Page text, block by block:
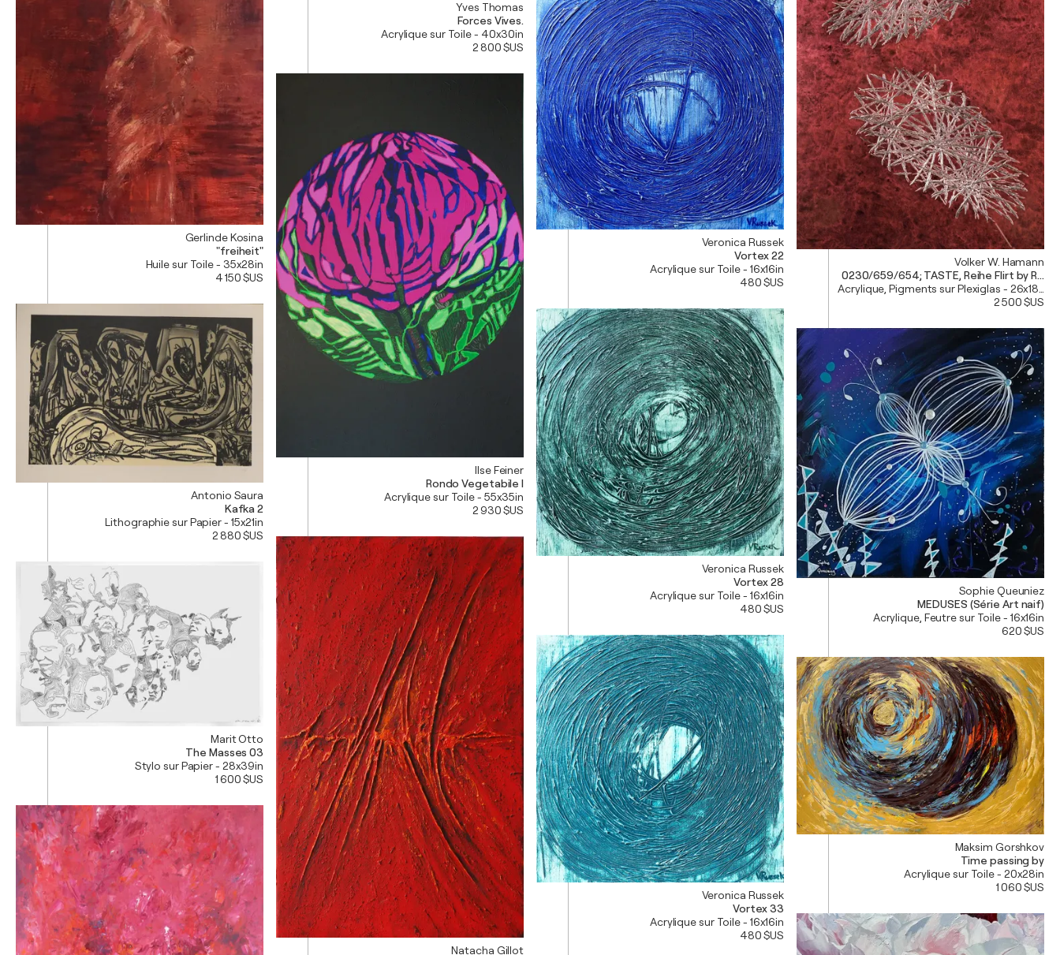
Gerlinde Kosina
"freiheit"
Huile sur Toile - 35x28in
4 150 $US
Antonio Saura
Kafka 2
Lithographie sur Papier - 15x21in
2 880 $US
Marit Otto
The Masses 03
Stylo sur Papier - 28x39in
1 600 $US
Yves Thomas
Forces Vives.
Acrylique sur Toile - 40x30in
2 800 $US
Ilse Feiner
Rondo Vegetabile I
Acrylique sur Toile - 55x35in
2 930 $US
Natacha Gillot
Veronica Russek
Vortex 22
Acrylique sur Toile - 16x16in
480 $US
Veronica Russek
Vortex 28
Acrylique sur Toile - 16x16in
480 $US
Veronica Russek
Vortex 33
Acrylique sur Toile - 16x16in
480 $US
Volker W. Hamann
0230/659/654; TASTE, Reihe Flirt by R&B;
Acrylique, Pigments sur Plexiglas - 26x18in
2 500 $US
Sophie Queuniez
MEDUSES (Série Art naif)
Acrylique, Feutre sur Toile - 16x16in
620 $US
Maksim Gorshkov
Time passing by
Acrylique sur Toile - 20x28in
1 060 $US